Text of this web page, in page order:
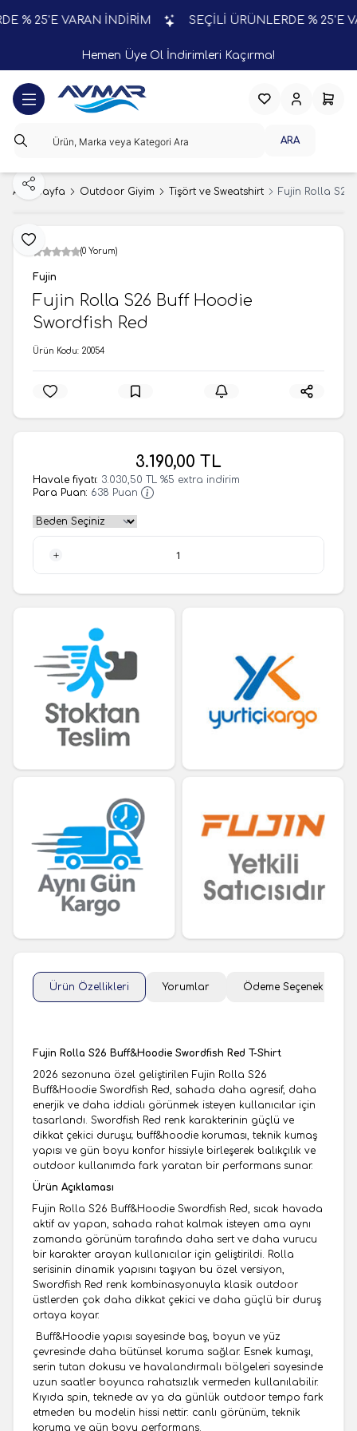
25'E VARAN İNDİRİM SEÇİLİ ÜRÜNLERDE % 25'E
Hemen Üye Ol İndirimleri Kaçırma!
ARA
FavorilerimHesabım
Ana Sayfa Outdoor Giyim Tişört ve Sweatshirt Fujin Rolla S26
Favoriye Ekle
Paylaş
(0 Yorum)
Fujin
Fujin Rolla S26 Buff Hoodie
Swordfish Red
Ürün Kodu: 20054
3.190,00 TL
Havale fiyatı: 3.030,50 TL %5 extra indirim
Para Puan: 638 Puan
Ürün Özellikleri Yorumlar Ödeme Seçenekleri
Fujin Rolla S26 Buff&Hoodie Swordfish Red T-Shirt
2026 sezonuna özel geliştirilen Fujin Rolla S26
Buff&Hoodie Swordfish Red, sahada daha agresif, daha
enerjik ve daha iddialı görünmek isteyen kullanıcılar için
tasarlandı. Swordfish Red renk karakterinin güçlü ve
dikkat çekici duruşu; buff&hoodie koruması, teknik kumaş
yapısı ve gün boyu konfor hissiyle birleşerek balıkçılık ve
outdoor kullanımda fark yaratan bir performans sunar.
Ürün Açıklaması
Fujin Rolla S26 Buff&Hoodie Swordfish Red, sıcak havada
aktif av yapan, sahada rahat kalmak isteyen ama aynı
zamanda görünüm tarafında daha sert ve daha vurucu
bir karakter arayan kullanıcılar için geliştirildi. Rolla
serisinin dinamik yapısını taşıyan bu özel versiyon,
Swordfish Red renk kombinasyonuyla klasik outdoor
üstlerden çok daha dikkat çekici ve daha güçlü bir duruş
ortaya koyar.
Buff&Hoodie yapısı sayesinde baş, boyun ve yüz
çevresinde daha bütünsel koruma sağlar. Esnek kumaşı,
serin tutan dokusu ve havalandırmalı bölgeleri sayesinde
uzun saatler boyunca rahatsızlık vermeden kullanılabilir.
Kıyıda spin, teknede av ya da günlük outdoor tempo fark
etmeden bu modelin hissi nettir: canlı görünüm, teknik
koruma ve gün boyu performans.